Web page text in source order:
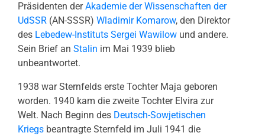
Präsidenten derAkademie der Wissenschaften der
UdSSR (AN-SSSR) Wladimir Komarow, den Direktor
des Lebedew-Instituts Sergei Wawilow und andere.
Sein Brief an Stalin im Mai 1939 blieb
unbeantwortet.
1938 war Sternfelds erste Tochter Maja geboren
worden. 1940 kam die zweite Tochter Elvira zur
Welt. Nach Beginn des Deutsch-Sowjetischen
Kriegs beantragte Sternfeld im Juli 1941 die